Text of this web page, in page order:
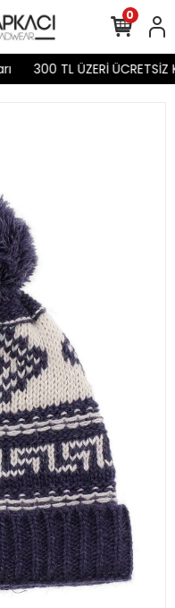
300 TL ÜZERİ ÜCRETSİZ
0